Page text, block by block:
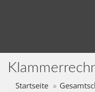
Startseite